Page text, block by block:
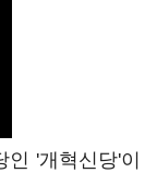
'개혁신당'이